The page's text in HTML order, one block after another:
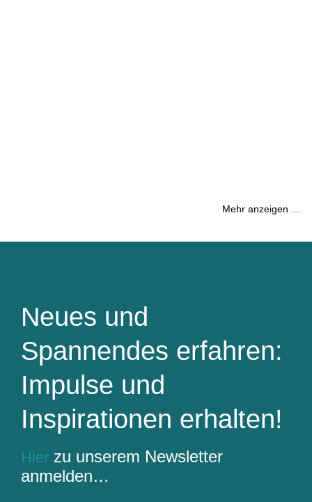
Mehr anzeigen …
Neues und
Spannendes erfahren:
Impulse und
Inspirationen erhalten!
Hier zu unserem Newsletter
anmelden…